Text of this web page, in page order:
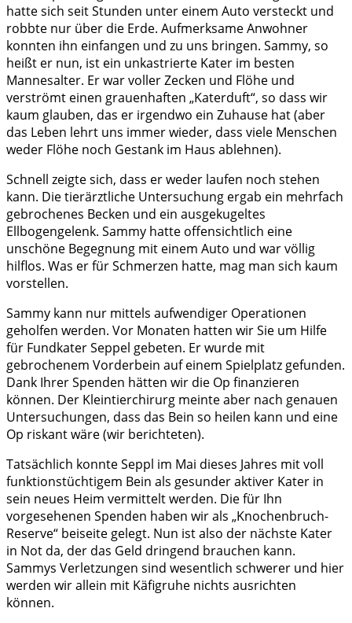
hatte sich seit Stunden unter einem Auto versteckt und
robbte nur über die Erde. Aufmerksame Anwohner
konnten ihn einfangen und zu uns bringen. Sammy, so
heißt er nun, ist ein unkastrierte Kater im besten
Mannesalter. Er war voller Zecken und Flöhe und
verströmt einen grauenhaften „Katerduft“, so dass wir
kaum glauben, das er irgendwo ein Zuhause hat (aber
das Leben lehrt uns immer wieder, dass viele Menschen
weder Flöhe noch Gestank im Haus ablehnen).
Schnell zeigte sich, dass er weder laufen noch stehen
kann. Die tierärztliche Untersuchung ergab ein mehrfach
gebrochenes Becken und ein ausgekugeltes
Ellbogengelenk. Sammy hatte offensichtlich eine
unschöne Begegnung mit einem Auto und war völlig
hilflos. Was er für Schmerzen hatte, mag man sich kaum
vorstellen.
Sammy kann nur mittels aufwendiger Operationen
geholfen werden. Vor Monaten hatten wir Sie um Hilfe
für Fundkater Seppel gebeten. Er wurde mit
gebrochenem Vorderbein auf einem Spielplatz gefunden.
Dank Ihrer Spenden hätten wir die Op finanzieren
können. Der Kleintierchirurg meinte aber nach genauen
Untersuchungen, dass das Bein so heilen kann und eine
Op riskant wäre (wir berichteten).
Tatsächlich konnte Seppl im Mai dieses Jahres mit voll
funktionstüchtigem Bein als gesunder aktiver Kater in
sein neues Heim vermittelt werden. Die für Ihn
vorgesehenen Spenden haben wir als „Knochenbruch-
Reserve“ beiseite gelegt. Nun ist also der nächste Kater
in Not da, der das Geld dringend brauchen kann.
Sammys Verletzungen sind wesentlich schwerer und hier
werden wir allein mit Käfigruhe nichts ausrichten
können.